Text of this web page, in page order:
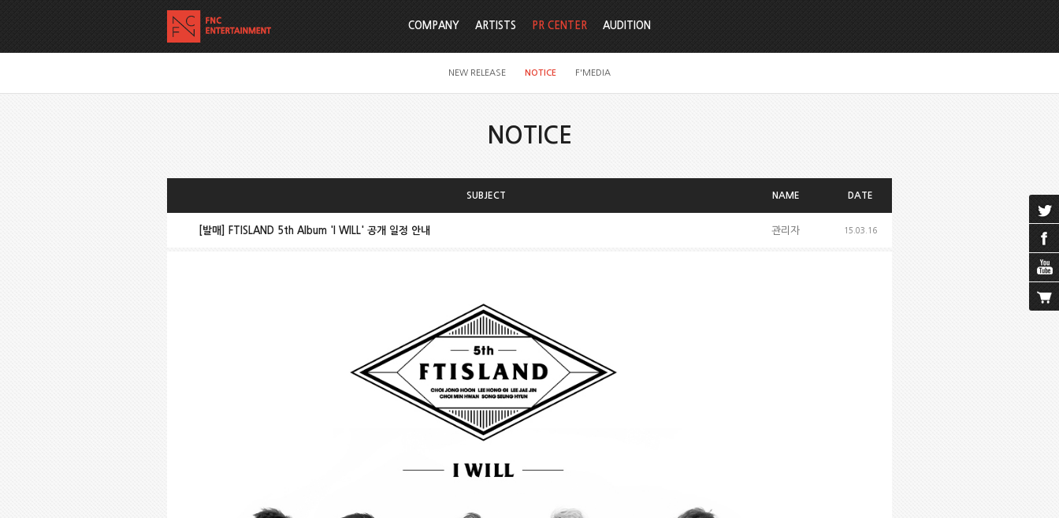
COMPANY ARTISTS PR CENTER
NEW RELEASE NOTICE F'MEDIA
AUDITION
NOTICE
SUBJECT NAME DATE
[발매] FTISLAND 5th Album 'I WILL' 공개 일정 안내 관리자 15.03.16